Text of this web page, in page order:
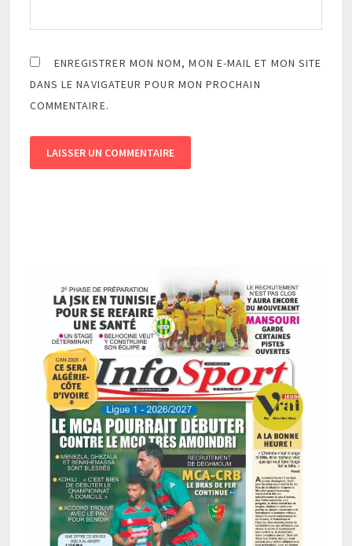
ENREGISTRER MON NOM, MON E-MAIL ET MON SITE
DANS LE NAVIGATEUR POUR MON PROCHAIN
COMMENTAIRE.